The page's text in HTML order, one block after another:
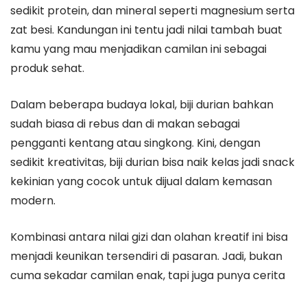
sedikit protein, dan mineral seperti magnesium serta
zat besi. Kandungan ini tentu jadi nilai tambah buat
kamu yang mau menjadikan camilan ini sebagai
produk sehat.
Dalam beberapa budaya lokal, biji durian bahkan
sudah biasa di rebus dan di makan sebagai
pengganti kentang atau singkong. Kini, dengan
sedikit kreativitas, biji durian bisa naik kelas jadi snack
kekinian yang cocok untuk dijual dalam kemasan
modern.
Kombinasi antara nilai gizi dan olahan kreatif ini bisa
menjadi keunikan tersendiri di pasaran. Jadi, bukan
cuma sekadar camilan enak, tapi juga punya cerita